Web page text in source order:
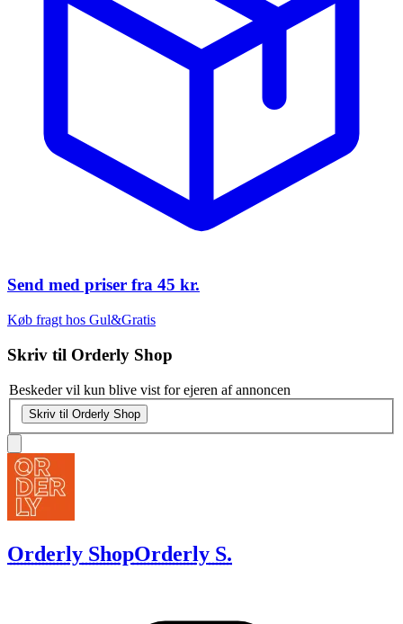
Send med priser fra 45 kr.
Køb fragt hos Gul&Gratis
Skriv til Orderly Shop
Beskeder vil kun blive vist for ejeren af annoncen
Skriv til Orderly Shop
Orderly ShopOrderly S.